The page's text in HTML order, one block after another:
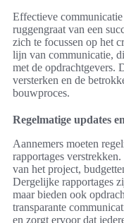
Effectieve
ruggengraat van een
zich te focussen op het
lijn van communicatie,
met de opdrachtgevers.
versterken en de
bouwproces.
Regelmatige updates
Aannemers moeten
rapportages
van het project,
Dergelijke rapportages
maar bieden ook
transparante
en zorgt ervoor dat